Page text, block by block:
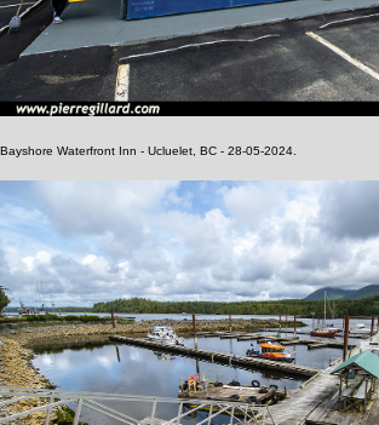
Bayshore Waterfront Inn - Ucluelet, BC - 28-05-2024.